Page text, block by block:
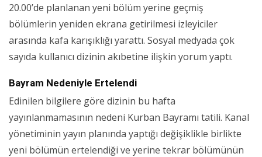
20.00’de planlanan yeni bölüm yerine geçmiş
bölümlerin yeniden ekrana getirilmesi izleyiciler
arasında kafa karışıklığı yarattı. Sosyal medyada çok
sayıda kullanıcı dizinin akıbetine ilişkin yorum yaptı.
Bayram Nedeniyle Ertelendi
Edinilen bilgilere göre dizinin bu hafta
yayınlanmamasının nedeni Kurban Bayramı tatili. Kanal
yönetiminin yayın planında yaptığı değişiklikle birlikte
yeni bölümün ertelendiği ve yerine tekrar bölümünün